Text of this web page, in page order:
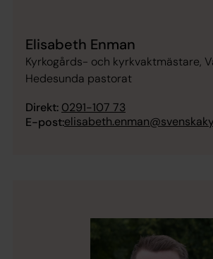
Elisabeth Enman
Kyrkogårds- och kyrkvaktmästare,
Hedesunda pastorat
Direkt: 0291-107 73
E-post: